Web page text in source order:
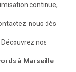
continue,
nous dès
nos
à Marseille